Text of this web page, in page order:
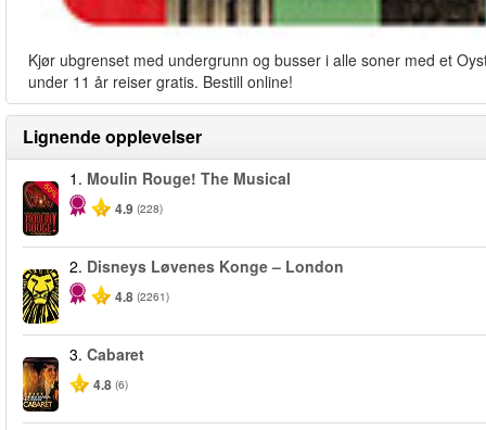
Kjør ubgrenset med undergrunn og busser i alle soner med et
under 11 år reiser gratis. Bestill online!
Lignende opplevelser
-50%
1. Moulin Rouge! The Musical
4.9 (228)
2. Disneys Løvenes Konge – London
4.8 (2261)
3. Cabaret
4.8 (6)